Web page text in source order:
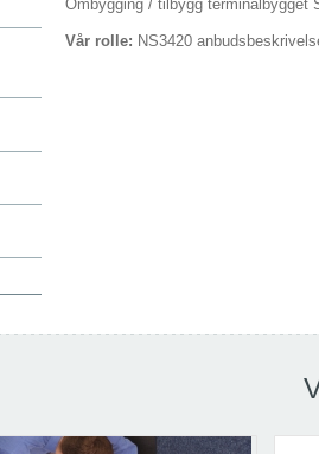
Ombygging / tilbygg terminalbygget
Vår rolle: NS3420